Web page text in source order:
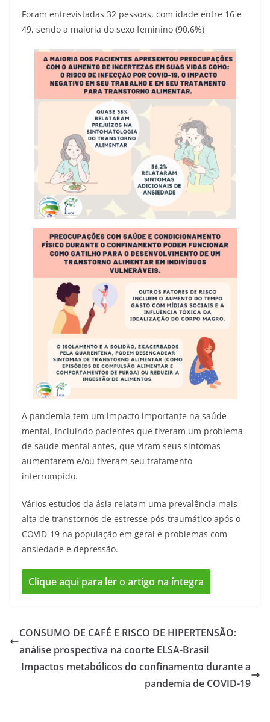
Foram entrevistadas 32 pessoas, com idade entre 16 e
49, sendo a maioria do sexo feminino (90,6%)
A pandemia tem um impacto importante na saúde
mental, incluindo pacientes que tiveram um problema
de saúde mental antes, que viram seus sintomas
aumentarem e/ou tiveram seu tratamento
interrompido.
Vários estudos da ásia relatam uma prevalência mais
alta de transtornos de estresse pós-traumático após o
COVID-19 na população em geral e problemas com
ansiedade e depressão.
Clique aqui para ler o artigo na íntegra
CONSUMO DE CAFÉ E RISCO DE HIPERTENSÃO:
análise prospectiva na coorte ELSA-Brasil
Impactos metabólicos do confinamento durante a
pandemia de COVID-19